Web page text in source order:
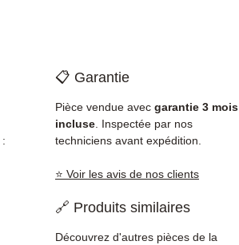
:
📋 Garantie
Pièce vendue avec garantie 3 mois
incluse . Inspectée par nos
techniciens avant expédition.
⭐ Voir les avis de nos clients
🔗 Produits similaires
Découvrez d'autres pièces de la